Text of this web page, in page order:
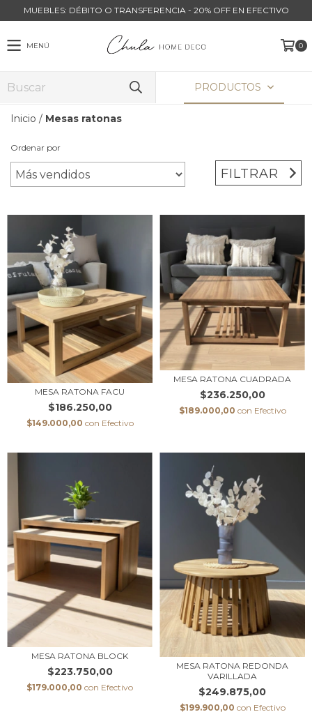
MUEBLES: DÉBITO O TRANSFERENCIA - 20% OFF EN EFECTIVO
MENÚ 0
PRODUCTOS
Inicio / Mesas ratonas
Ordenar por
FILTRAR
MESA RATONA FACU
$186.250,00
$149.000,00 con Efectivo
MESA RATONA CUADRADA
$236.250,00
$189.000,00 con Efectivo
MESA RATONA BLOCK
$223.750,00
$179.000,00 con Efectivo
MESA RATONA REDONDA
VARILLADA
$249.875,00
$199.900,00 con Efectivo